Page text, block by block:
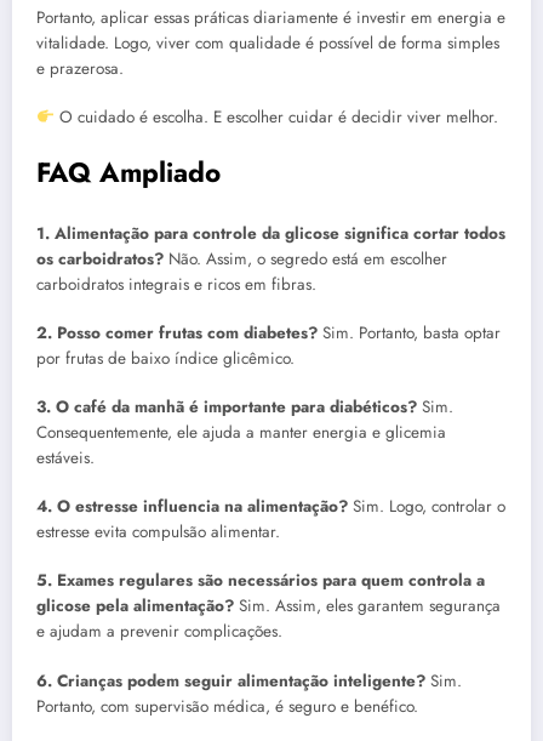
Portanto, aplicar essas práticas diariamente é investir em energia e
vitalidade. Logo, viver com qualidade é possível de forma simples
e prazerosa.
O cuidado é escolha. E escolher cuidar é decidir viver melhor.
FAQ Ampliado
1. Alimentação para controle da glicose significa cortar todos
os carboidratos? Não. Assim, o segredo está em escolher
carboidratos integrais e ricos em fibras.
2. Posso comer frutas com diabetes? Sim. Portanto, basta optar
por frutas de baixo índice glicêmico.
3. O café da manhã é importante para diabéticos? Sim.
Consequentemente, ele ajuda a manter energia e glicemia
estáveis.
4. O estresse influencia na alimentação? Sim. Logo, controlar o
estresse evita compulsão alimentar.
5. Exames regulares são necessários para quem controla a
glicose pela alimentação? Sim. Assim, eles garantem segurança
e ajudam a prevenir complicações.
6. Crianças podem seguir alimentação inteligente? Sim.
Portanto, com supervisão médica, é seguro e benéfico.